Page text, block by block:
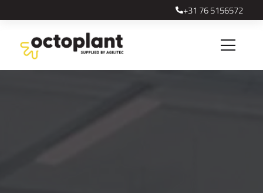
+31 76 5156572